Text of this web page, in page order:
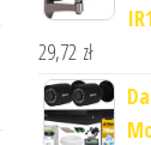
29,72 zł